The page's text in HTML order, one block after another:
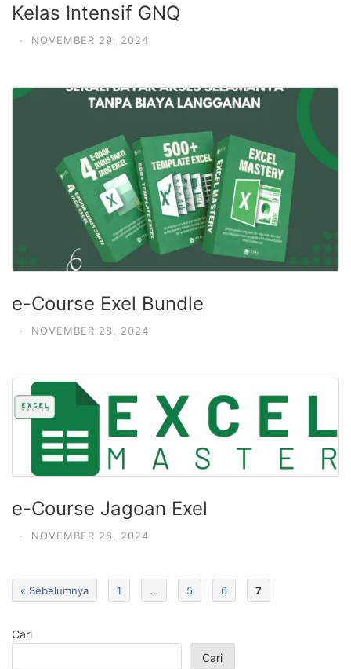
Kelas Intensif GNQ
· NOVEMBER 29, 2024
e-Course Exel Bundle
· NOVEMBER 28, 2024
e-Course Jagoan Exel
· NOVEMBER 28, 2024
« Sebelumnya 1 … 5 6 7
Cari
Cari